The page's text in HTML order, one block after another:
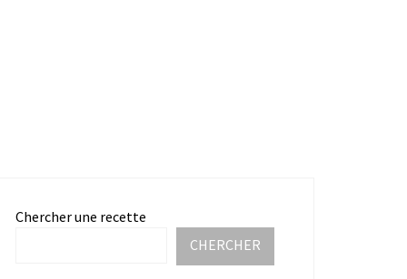
Chercher une recette
CHERCHER